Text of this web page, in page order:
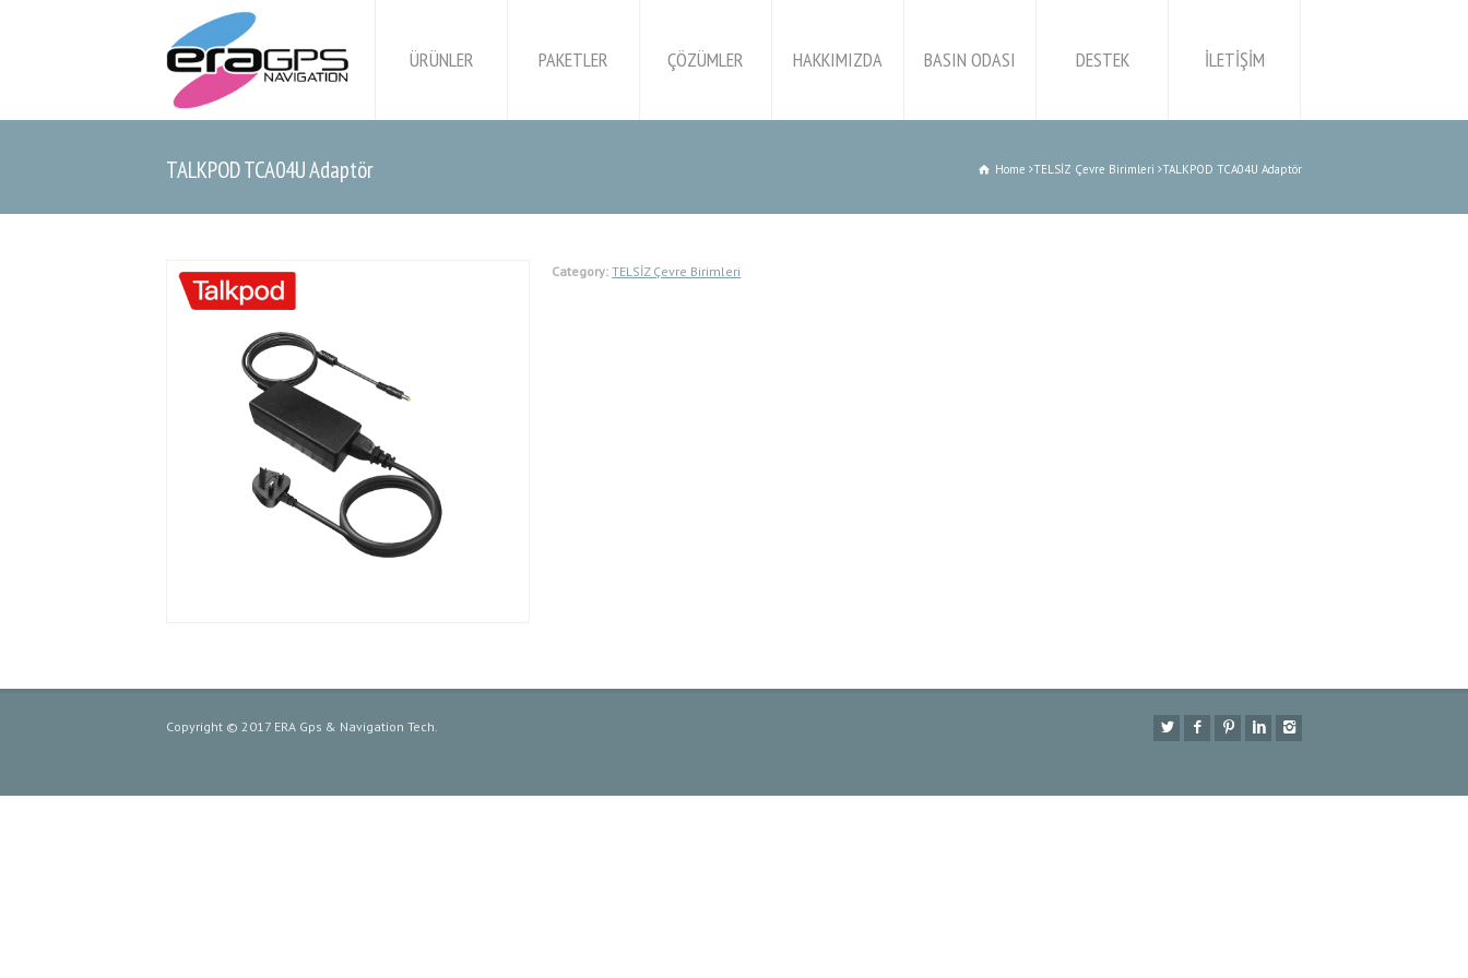
ÜRÜNLER PAKETLER ÇÖZÜMLER HAKKIMIZDA BASIN ODASI DESTEK İLETİŞİM
TALKPOD TCA04U Adaptör Home TELSİZ Çevre Birimleri TALKPOD TCA04U Adaptör
Category: TELSİZ Çevre Birimleri
Copyright © 2017 ERA Gps & Navigation Tech.